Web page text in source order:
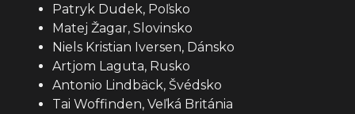
Patryk Dudek, Poľsko
Matej Žagar, Slovinsko
Niels Kristian Iversen, Dánsko
Artjom Laguta, Rusko
Antonio Lindbäck, Švédsko
Tai Woffinden, Veľká Británia